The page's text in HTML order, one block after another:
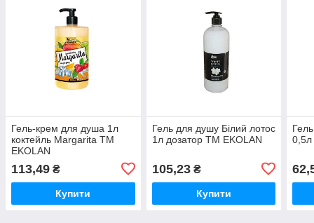
Гель-крем для душа 1л
коктейль Margarita ТМ
EKOLAN
113,49 ₴
Купити
Гель для душу Білий лотос
1л дозатор ТМ EKOLAN
105,23₴
Купити